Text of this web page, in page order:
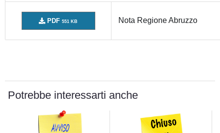
PDF 551 KB Nota Regione Abruzzo
Potrebbe interessarti anche